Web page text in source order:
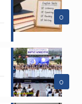
0
0